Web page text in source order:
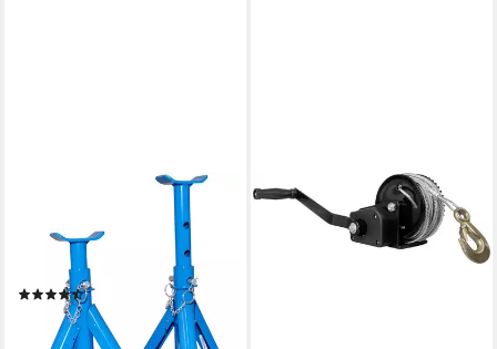
Unterstellbock, 2000 kg max.
Belastbarkeit, Tragkraft je 2
Tonnen
(46)
20,59 €
lieferbar - in 2-3 Werktagen bei dir